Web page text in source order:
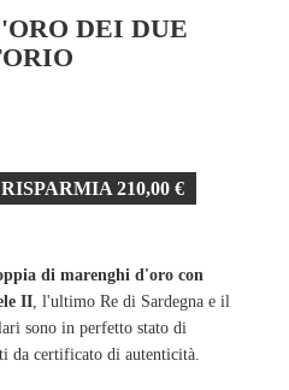
DEI DUE
RISPARMIA 210,00 €
di marenghi d'oro con
II, l'ultimo Re di Sardegna e il
sono in perfetto stato di
da certificato di autenticità.